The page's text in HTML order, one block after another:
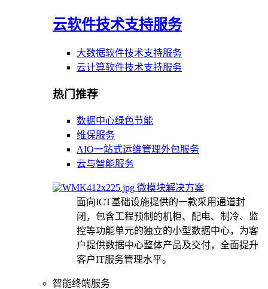
云软件技术支持服务
大数据软件技术支持服务
云计算软件技术支持服务
热门推荐
数据中心绿色节能
维保服务
AIO一站式运维管理外包服务
云与智能服务
微模块解决方案
面向ICT基础设施提供的一款采用通道封
闭，包含工程预制的机柜、配电、制冷、监
控等功能单元的独立的小型数据中心，为客
户提供数据中心整体产品及交付，全面提升
客户IT服务管理水平。
智能终端服务